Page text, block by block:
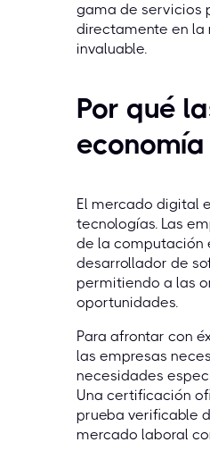
gama de servicios
directamente en la
invaluable.
Por qué
El mercado digital
tecnologías. Las
de la computación
desarrollador de
permitiendo a las
oportunidades.
Para afrontar con
las empresas
necesidades
Una certificación
prueba verificable
mercado laboral